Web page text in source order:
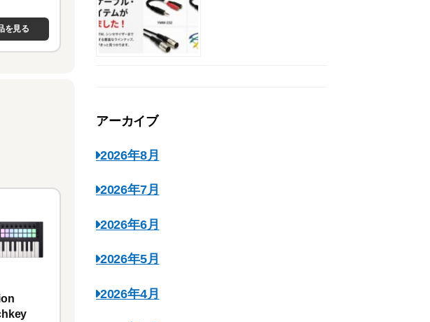
を見る
アーカイブ
2026年8月
2026年7月
2026年6月
2026年5月
2026年4月